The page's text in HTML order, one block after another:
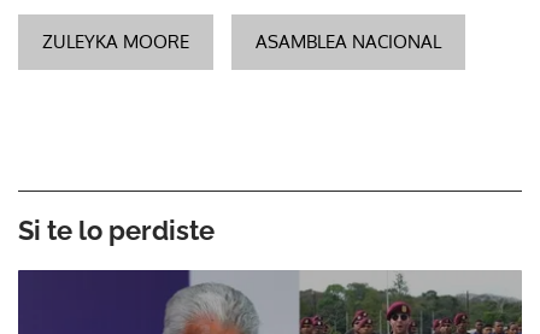
ZULEYKA MOORE ASAMBLEA NACIONAL
Si te lo perdiste